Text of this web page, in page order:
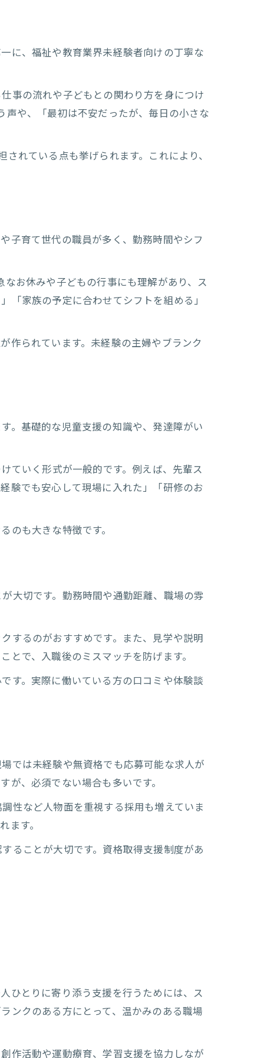
さ
理由
に、福祉や教育業界未経験者向けの丁寧な
事の流れや子どもとの関わり方を身につけ
や、「最初は不安だったが、毎日の小さな
れている点も挙げられます。これにより、
子育て世代の職員が多く、勤務時間やシフ
お休みや子どもの行事にも理解があり、ス
「家族の予定に合わせてシフトを組める」
作られています。未経験の主婦やブランク
。基礎的な児童支援の知識や、発達障がい
ていく形式が一般的です。例えば、先輩ス
験でも安心して現場に入れた」「研修のお
のも大きな特徴です。
大切です。勤務時間や通勤距離、職場の雰
するのがおすすめです。また、見学や説明
で、入職後のミスマッチを防げます。
す。実際に働いている方の口コミや体験談
では未経験や無資格でも応募可能な求人が
、必須でない場合も多いです。
性など人物面を重視する採用も増えていま
ます。
ることが大切です。資格取得支援制度があ
ひとりに寄り添う支援を行うためには、ス
ンクのある方にとって、温かみのある職場
作活動や運動療育、学習支援を協力しなが